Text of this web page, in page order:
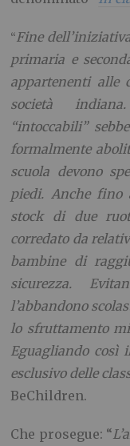
“Fine
primaria e
appartenenti alle
società
“intoccabili”
formalmente
scuola devono
piedi. Anche
stock di due
corredato da
bambine di
sicurezza.
l’abbandono
lo sfruttamento
Eguagliando così
esclusivo delle
BeChildren.
Che prosegue: “